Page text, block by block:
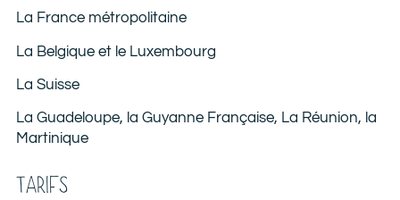
La France métropolitaine
La Belgique et le Luxembourg
La Suisse
La Guadeloupe, la Guyanne Française, La Réunion, la
Martinique
TARIFS​